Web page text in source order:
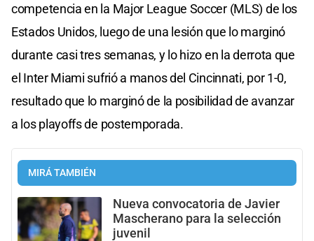
competencia en la Major League Soccer (MLS) de los
Estados Unidos, luego de una lesión que lo marginó
durante casi tres semanas, y lo hizo en la derrota que
el Inter Miami sufrió a manos del Cincinnati, por 1-0,
resultado que lo marginó de la posibilidad de avanzar
a los playoffs de postemporada.
MIRÁ TAMBIÉN
Nueva convocatoria de Javier
Mascherano para la selección
juvenil